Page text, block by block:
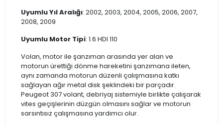
Uyumlu Yıl Aralığı: 2002, 2003, 2004, 2005, 2006, 2007,
2008, 2009
Uyumlu Motor Tipi: 1.6 HDI 110
Volan, motor ile şanzıman arasında yer alan ve
motorun ürettiği dönme hareketini şanzımana ileten,
aynı zamanda motorun düzenli çalışmasına katkı
sağlayan ağır metal disk şeklindeki bir parçadır.
Peugeot 307 volant, debriyaj sistemiyle birlikte çalışarak
vites geçişlerinin düzgün olmasını sağlar ve motorun
sarsıntısız çalışmasına yardımcı olur.